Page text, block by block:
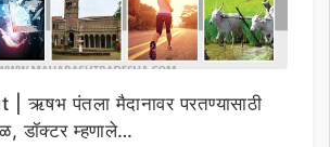
ऋषभ पंतला मैदानावर परतण्यासाठी
डॉक्टर म्हणाले…